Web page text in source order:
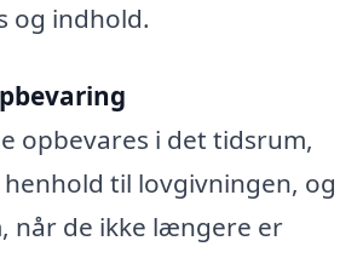
og indhold.
opbevares i det tidsrum,
til lovgivningen, og
når de ikke længere er